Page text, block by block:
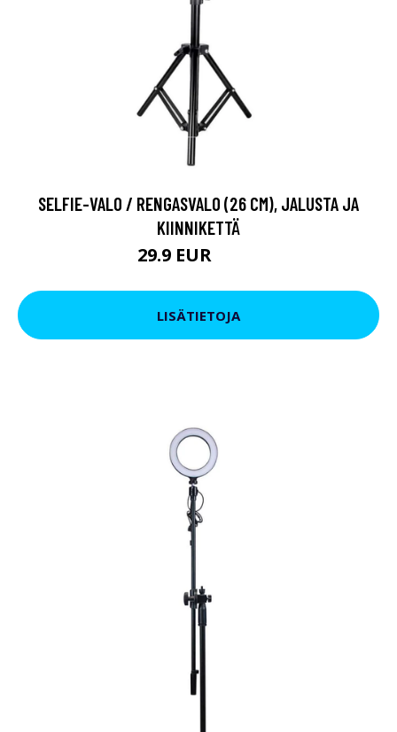
SELFIE-VALO / RENGASVALO (26 CM), JALUSTA JA
KIINNIKETTÄ
29.9 EUR
LISÄTIETOJA